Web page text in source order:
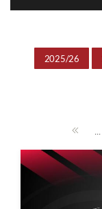
2025/26
...